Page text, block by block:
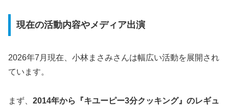
現在の活動内容やメディア出演
2026年7月現在、小林まさみさんは幅広い活動を展開され
ています。
まず、 2014年から『キユーピー3分クッキング』のレギュ